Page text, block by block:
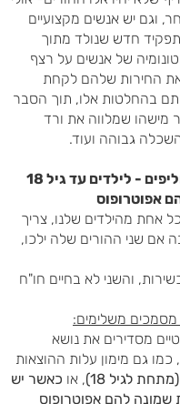
וגם יש אנשים מקצועיים
חדש שנולד מתוך
של אנשים על רצף
החירות שלהם לקחת
בהחלטות אלו, תוך הסבר
מישהו שמלווה את ורד
גבוהה ועוד.
אפוטרופוסים מחליפים - לילדים עד גיל 18
אפוטרופוס
אחת מהילדים שלנו, צריך
אם שני ההורים שלה ילכו,
והשני לא בחיים חו"ח
משלימים:
מסדירים את נושא
גם מימון עלות ההוצאות
לגיל 18) , או כאשר יש
שמונה להם אפוטרופוס